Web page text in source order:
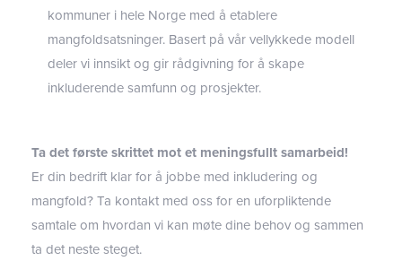
kommuner i hele Norge med å etablere
mangfoldsatsninger. Basert på vår vellykkede modell
deler vi innsikt og gir rådgivning for å skape
inkluderende samfunn og prosjekter.
Ta det første skrittet mot et meningsfullt samarbeid!
Er din bedrift klar for å jobbe med inkludering og
mangfold? Ta kontakt med oss for en uforpliktende
samtale om hvordan vi kan møte dine behov og sammen
ta det neste steget.